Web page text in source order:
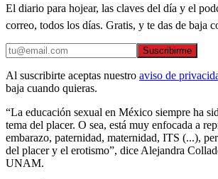
El diario para hojear, las claves del día y el
correo, todos los días. Gratis, y te das de baja
Suscribirme
Al suscribirte aceptas nuestro aviso de
baja cuando quieras.
“La educación sexual en México siempre ha
tema del placer. O sea, está muy enfocada a
embarazo, paternidad, maternidad, ITS (...),
del placer y el erotismo”, dice Alejandra
UNAM.